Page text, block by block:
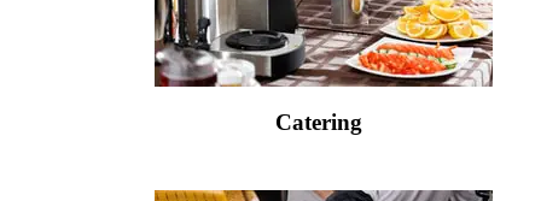
Catering